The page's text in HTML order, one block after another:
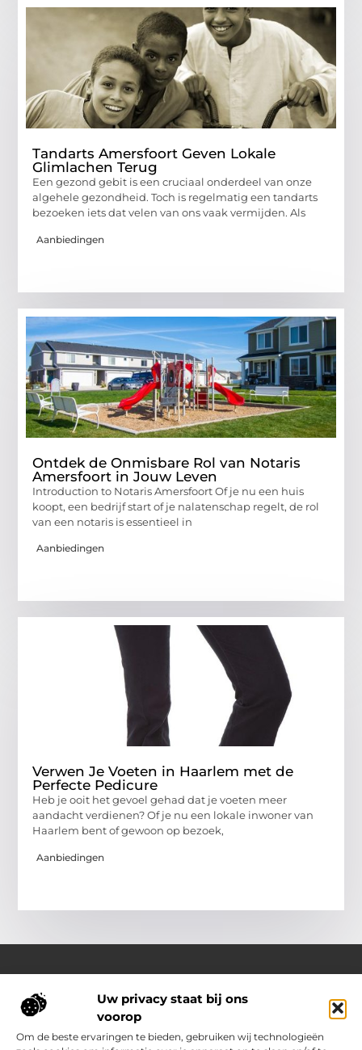
Uw privacy staat bij ons
voorop
Om de beste ervaringen te bieden, gebruiken wij technologieën
Tandarts Amersfoort Geven Lokale
Glimlachen Terug
Een gezond gebit is een cruciaal onderdeel van onze
algehele gezondheid. Toch is regelmatig een tandarts
bezoeken iets dat velen van ons vaak vermijden. Als
Aanbiedingen
Ontdek de Onmisbare Rol van Notaris
Amersfoort in Jouw Leven
Introduction to Notaris Amersfoort Of je nu een huis
koopt, een bedrijf start of je nalatenschap regelt, de rol
van een notaris is essentieel in
Aanbiedingen
Verwen Je Voeten in Haarlem met de
Perfecte Pedicure
Heb je ooit het gevoel gehad dat je voeten meer
aandacht verdienen? Of je nu een lokale inwoner van
Haarlem bent of gewoon op bezoek,
Aanbiedingen
Over Outdoor-vakantie-boeken.nl
Jouw bron voor outdoor-inspiratie en slimme vakantietips
Verken een gevarieerd aanbod aan blogs en artikelen